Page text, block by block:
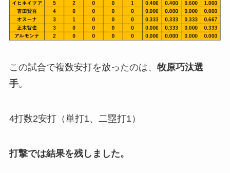
この試合で複数安打を放ったのは、 牧原巧汰選
手。
4打数2安打（単打1、二塁打1）
打撃では結果を残しました。